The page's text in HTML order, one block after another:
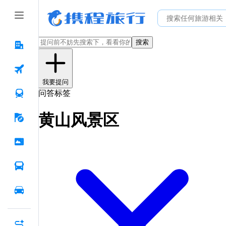
搜索
我要提问
问答标签
黄山风景区